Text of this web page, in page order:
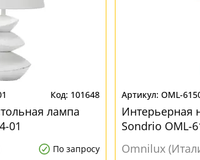
101648
лампа
01
По запросу
OML-
Интерьерная
Sondrio OML-
Omnilux